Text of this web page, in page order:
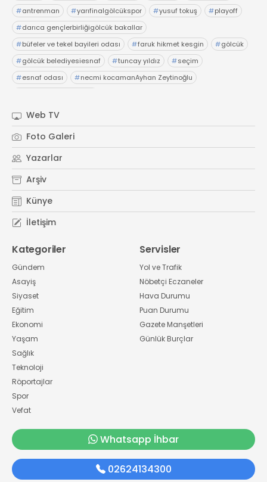
#antrenman #yarıfinalgölcükspor #yusuf tokuş #playoff
#darıca gençlerbirliğigölcük bakallar
#büfeler ve tekel bayileri odası #faruk hikmet kesgin #gölcük
#gölcük belediyesiesnaf #tuncay yıldız #seçim
#esnaf odası #necmi kocamanAyhan Zeytinoğlu
Web TV
Foto Galeri
Yazarlar
Arşiv
Künye
İletişim
Kategoriler
Gündem
Asayiş
Siyaset
Eğitim
Ekonomi
Yaşam
Sağlık
Teknoloji
Röportajlar
Spor
Vefat
Servisler
Yol ve Trafik
Nöbetçi Eczaneler
Hava Durumu
Puan Durumu
Gazete Manşetleri
Günlük Burçlar
Whatsapp İhbar
02624134300